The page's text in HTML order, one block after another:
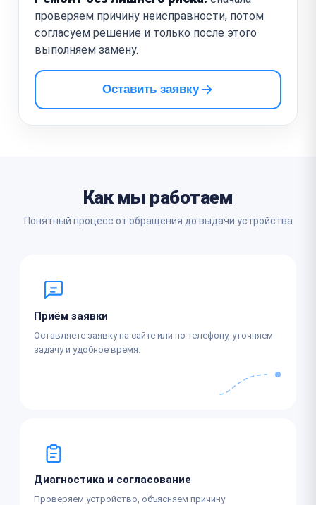
проверяем причину неисправности, потом
согласуем решение и только после этого
выполняем замену.
Оставить заявку
Как мы работаем
Понятный процесс от обращения до выдачи устройства
Приём заявки
Оставляете заявку на сайте или по телефону, уточняем
задачу и удобное время.
Диагностика и согласование
Проверяем устройство, объясняем причину